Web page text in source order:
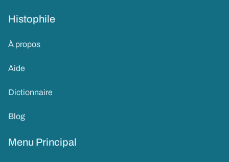
Histophile
À propos
Aide
Dictionnaire
Blog
Menu Principal